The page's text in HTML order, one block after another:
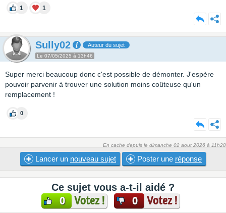
1 1
Sully02 Auteur du sujet
Le 07/05/2025 à 13h46
Super merci beaucoup donc c'est possible de démonter. J'espère
pouvoir parvenir à trouver une solution moins coûteuse qu'un
remplacement !
0
En cache depuis le dimanche 02 aout 2026 à 11h28
Lancer un nouveau sujet Poster une réponse
Ce sujet vous a-t-il aidé ?
0 Votez ! 0 Votez !